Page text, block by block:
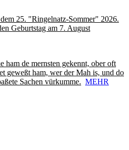
25. "Ringelnatz-Sommer" 2026.
Geburtstag am 7. August
ham de mernsten gekennt, ober oft
geweßt ham, wer der Mah is, und do
Sachen vürkumme. MEHR